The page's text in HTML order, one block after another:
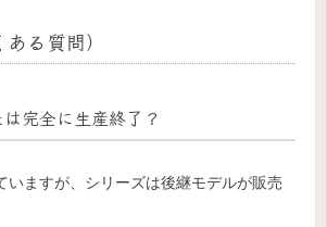
る質問）
完全に生産終了？
いますが、シリーズは後継モデルが販売